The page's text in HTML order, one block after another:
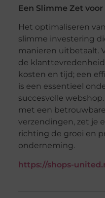
Een Slimme Zet voor
Het optimaliseren
slimme investering
manieren uitbetaalt.
de
kosten en tijd; een
is een essentieel
succesvolle
met een
verzendingen, zet je
richting de groei en
onderneming.
https://shops-